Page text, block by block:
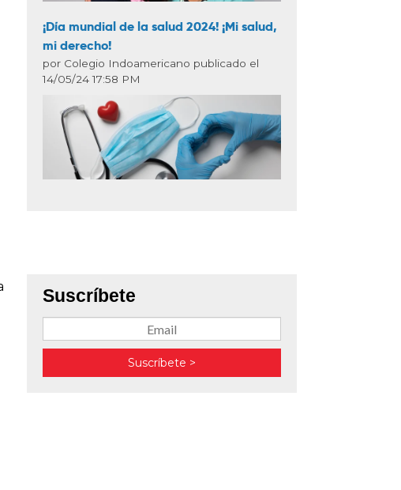
¡Día mundial de la salud 2024! ¡Mi salud,
mi derecho!
por Colegio Indoamericano publicado el
14/05/24 17:58 PM
Suscríbete